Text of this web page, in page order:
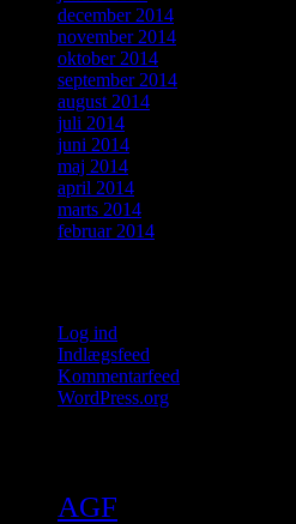
december 2014
november 2014
oktober 2014
september 2014
august 2014
juli 2014
juni 2014
maj 2014
april 2014
marts 2014
februar 2014
Log ind
Indlægsfeed
Kommentarfeed
WordPress.org
AGF